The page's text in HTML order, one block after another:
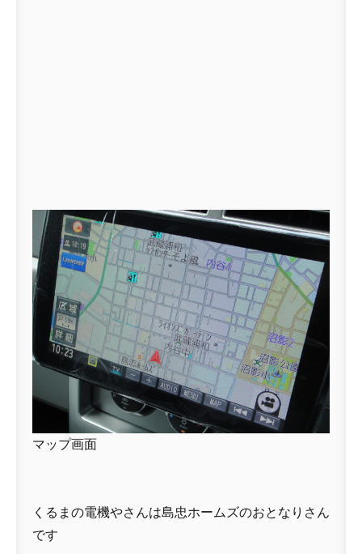
マップ画面
くるまの電機やさんは島忠ホームズのおとなりさん
です